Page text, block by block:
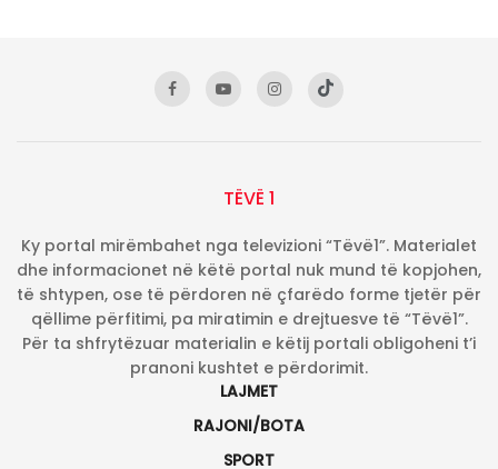
TËVË 1
Ky portal mirëmbahet nga televizioni “Tëvë1”. Materialet
dhe informacionet në këtë portal nuk mund të kopjohen,
të shtypen, ose të përdoren në çfarëdo forme tjetër për
qëllime përfitimi, pa miratimin e drejtuesve të “Tëvë1”.
Për ta shfrytëzuar materialin e këtij portali obligoheni t’i
pranoni kushtet e përdorimit.
LAJMET
RAJONI/BOTA
SPORT